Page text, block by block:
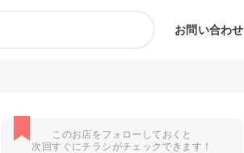
お問い合わせ
このお店をフォローしておくと
次回すぐにチラシがチェックできます！